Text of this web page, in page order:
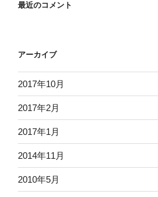
最近のコメント
アーカイブ
2017年10月
2017年2月
2017年1月
2014年11月
2010年5月